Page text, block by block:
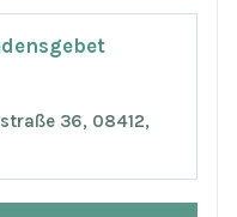
36, 08412,